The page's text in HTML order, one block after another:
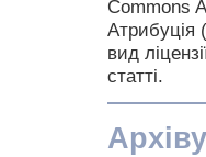
Commons
Атрибуція
вид
статті.